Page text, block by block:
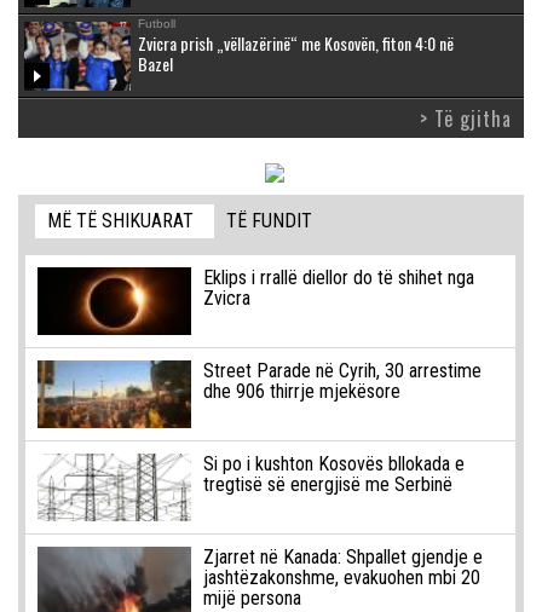
Futboll
Zvicra prish „vëllazërinë“ me Kosovën, fiton 4:0 në
Bazel
> Të gjitha
MË TË SHIKUARAT TË FUNDIT
Eklips i rrallë diellor do të shihet nga
Zvicra
Street Parade në Cyrih, 30 arrestime
dhe 906 thirrje mjekësore
Si po i kushton Kosovës bllokada e
tregtisë së energjisë me Serbinë
Zjarret në Kanada: Shpallet gjendje e
jashtëzakonshme, evakuohen mbi 20
mijë persona